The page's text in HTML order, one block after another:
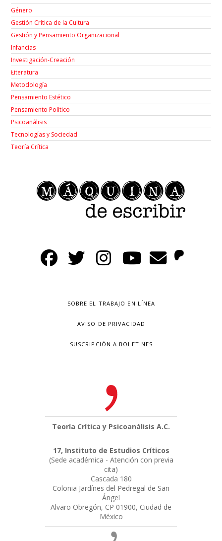
Género
Gestión Crítica de la Cultura
Gestión y Pensamiento Organizacional
Infancias
Investigación-Creación
Łiteratura
Metodología
Pensamiento Estético
Pensamiento Político
Psicoanálisis
Tecnologías y Sociedad
Teoría Crítica
SOBRE EL TRABAJO EN LÍNEA
AVISO DE PRIVACIDAD
SUSCRIPCIÓN A BOLETINES
Teoría Crítica y Psicoanálisis A.C.
17, Instituto de Estudios Críticos
(Sede académica - Atención con previa
cita)
Cascada 180
Colonia Jardínes del Pedregal de San
Ángel
Alvaro Obregón, CP 01900, Ciudad de
México